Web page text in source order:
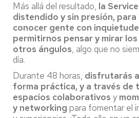
Más allá del resultado, la
distendido y sin presión,
conocer gente con
permitirnos pensar y mirar
otros ángulos, algo que no
día.
Durante 48 horas, disfrutarás
forma práctica, y a través de
espacios colaborativos y
y networking para fomentar el